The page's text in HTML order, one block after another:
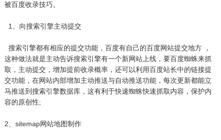
被百度收录技巧。
1、向搜索引擎主动提交
搜索引擎都有相应的提交功能，百度有自己的百度网站提交地方 ，
这种做法就是主动告诉搜索引擎有一个新网站上线，要百度蜘蛛来抓
取，主动提交，增加提前收录概率，还可以利用百度站长中的链接提
交功能，在网站内部增加主动推送与自动推送功能，每次更新都能立
马推送到搜索引擎数据库，这有利于快速蜘蛛快速抓取内容，保护内
容的原创性;
2、sitemap网站地图制作